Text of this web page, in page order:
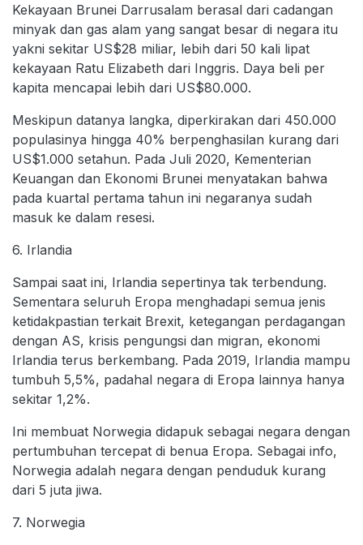
Kekayaan Brunei Darrusalam berasal dari cadangan
minyak dan gas alam yang sangat besar di negara itu
yakni sekitar US$28 miliar, lebih dari 50 kali lipat
kekayaan Ratu Elizabeth dari Inggris. Daya beli per
kapita mencapai lebih dari US$80.000.
Meskipun datanya langka, diperkirakan dari 450.000
populasinya hingga 40% berpenghasilan kurang dari
US$1.000 setahun. Pada Juli 2020, Kementerian
Keuangan dan Ekonomi Brunei menyatakan bahwa
pada kuartal pertama tahun ini negaranya sudah
masuk ke dalam resesi.
6. Irlandia
Sampai saat ini, Irlandia sepertinya tak terbendung.
Sementara seluruh Eropa menghadapi semua jenis
ketidakpastian terkait Brexit, ketegangan perdagangan
dengan AS, krisis pengungsi dan migran, ekonomi
Irlandia terus berkembang. Pada 2019, Irlandia mampu
tumbuh 5,5%, padahal negara di Eropa lainnya hanya
sekitar 1,2%.
Ini membuat Norwegia didapuk sebagai negara dengan
pertumbuhan tercepat di benua Eropa. Sebagai info,
Norwegia adalah negara dengan penduduk kurang
dari 5 juta jiwa.
7. Norwegia